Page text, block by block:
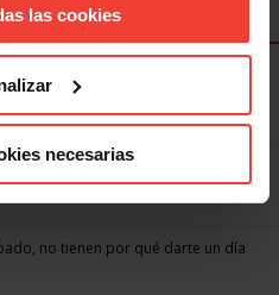
las cookies
necesarias
para acceder a la jubilación
de USO
no tienen por qué darte un día